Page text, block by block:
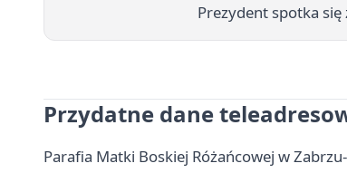
Prezydent spotka
Przydatne dane
Parafia Matki Boskiej Różańcowej w